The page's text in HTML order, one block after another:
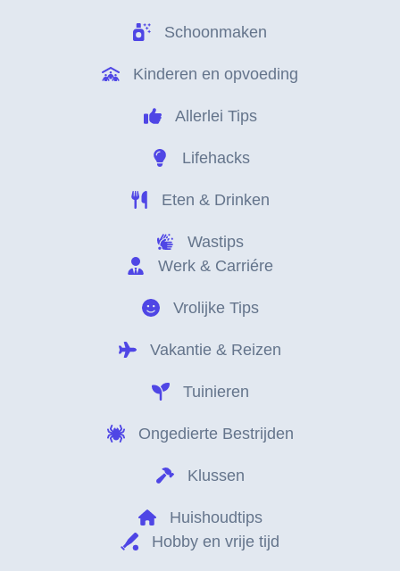
Schoonmaken
Kinderen en opvoeding
Allerlei Tips
Lifehacks
Eten & Drinken
Wastips
Werk & Carriére
Vrolijke Tips
Vakantie & Reizen
Tuinieren
Ongedierte Bestrijden
Klussen
Huishoudtips
Hobby en vrije tijd